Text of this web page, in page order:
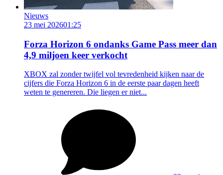
Nieuws
23 mei 202601:25
Forza Horizon 6 ondanks Game Pass meer dan
4,9 miljoen keer verkocht
XBOX zal zonder twijfel vol tevredenheid kijken naar de
cijfers die Forza Horizon 6 in de eerste paar dagen heeft
weten te genereren. Die liegen er niet...